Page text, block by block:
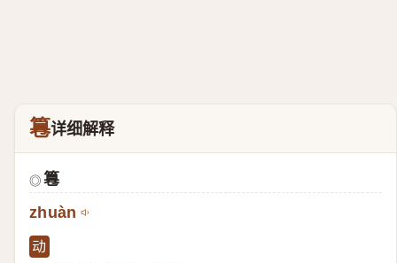
篹详细解释
◎ 篹
zhuàn
动